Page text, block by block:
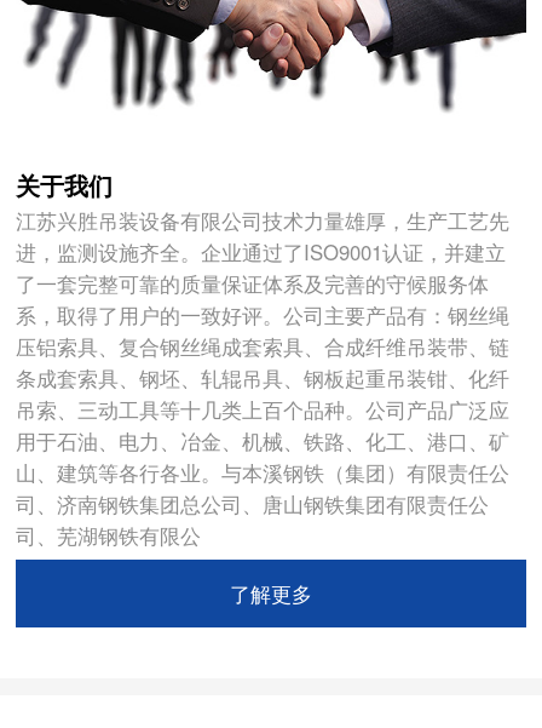
关于我们
江苏兴胜吊装设备有限公司技术力量雄厚，生产工艺先
进，监测设施齐全。企业通过了ISO9001认证，并建立
了一套完整可靠的质量保证体系及完善的守候服务体
系，取得了用户的一致好评。公司主要产品有：钢丝绳
压铝索具、复合钢丝绳成套索具、合成纤维吊装带、链
条成套索具、钢坯、轧辊吊具、钢板起重吊装钳、化纤
吊索、三动工具等十几类上百个品种。公司产品广泛应
用于石油、电力、冶金、机械、铁路、化工、港口、矿
山、建筑等各行各业。与本溪钢铁（集团）有限责任公
司、济南钢铁集团总公司、唐山钢铁集团有限责任公
司、芜湖钢铁有限公
了解更多